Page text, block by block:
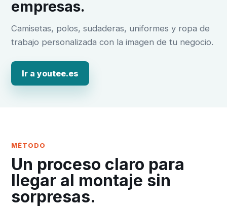
empresas.
Camisetas, polos, sudaderas, uniformes y ropa de
trabajo personalizada con la imagen de tu negocio.
Ir a youtee.es
MÉTODO
Un proceso claro para
llegar al montaje sin
sorpresas.